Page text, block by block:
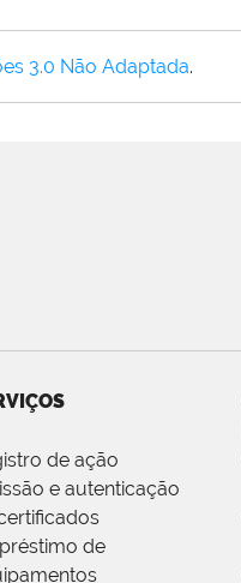
3.0 Não Adaptada.
de ação
e autenticação
de